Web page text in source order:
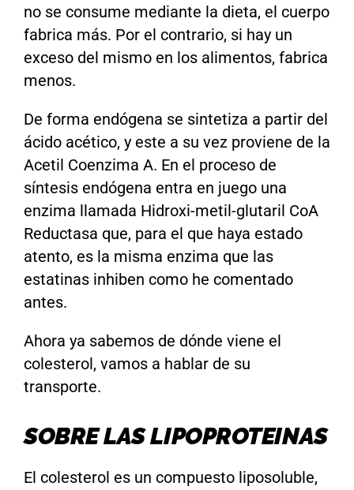
no se consume mediante la dieta, el cuerpo
fabrica más. Por el contrario, si hay un
exceso del mismo en los alimentos, fabrica
menos.
De forma endógena se sintetiza a partir del
ácido acético, y este a su vez proviene de la
Acetil Coenzima A. En el proceso de
síntesis endógena entra en juego una
enzima llamada Hidroxi-metil-glutaril CoA
Reductasa que, para el que haya estado
atento, es la misma enzima que las
estatinas inhiben como he comentado
antes.
Ahora ya sabemos de dónde viene el
colesterol, vamos a hablar de su
transporte.
SOBRE LAS LIPOPROTEINAS
El colesterol es un compuesto liposoluble,